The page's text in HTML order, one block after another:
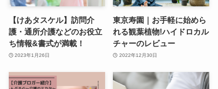
【けあタスケル】訪問介
護・通所介護などのお役立
ち情報&書式が満載！
2023年1月26日
東京寿園｜お手軽に始めら
れる観葉植物!ハイドロカル
チャーのレビュー
2022年12月30日